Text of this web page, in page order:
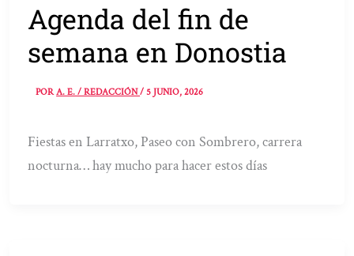
Agenda del fin de
semana en Donostia
PORA. E. / REDACCIÓN/5 JUNIO, 2026
Fiestas en Larratxo, Paseo con Sombrero, carrera
nocturna… hay mucho para hacer estos días